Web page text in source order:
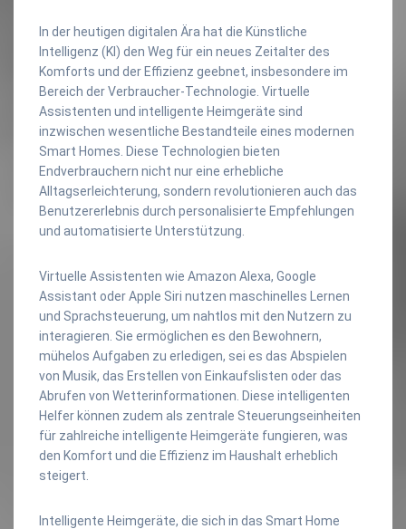
In der heutigen digitalen Ära hat die Künstliche
Intelligenz (KI) den Weg für ein neues Zeitalter des
Komforts und der Effizienz geebnet, insbesondere im
Bereich der Verbraucher-Technologie. Virtuelle
Assistenten und intelligente Heimgeräte sind
inzwischen wesentliche Bestandteile eines modernen
Smart Homes. Diese Technologien bieten
Endverbrauchern nicht nur eine erhebliche
Alltagserleichterung, sondern revolutionieren auch das
Benutzererlebnis durch personalisierte Empfehlungen
und automatisierte Unterstützung.
Virtuelle Assistenten wie Amazon Alexa, Google
Assistant oder Apple Siri nutzen maschinelles Lernen
und Sprachsteuerung, um nahtlos mit den Nutzern zu
interagieren. Sie ermöglichen es den Bewohnern,
mühelos Aufgaben zu erledigen, sei es das Abspielen
von Musik, das Erstellen von Einkaufslisten oder das
Abrufen von Wetterinformationen. Diese intelligenten
Helfer können zudem als zentrale Steuerungseinheiten
für zahlreiche intelligente Heimgeräte fungieren, was
den Komfort und die Effizienz im Haushalt erheblich
steigert.
Intelligente Heimgeräte, die sich in das Smart Home